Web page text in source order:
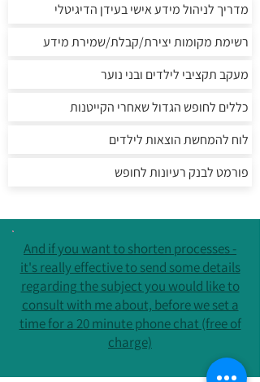
מדריך לניהול מידע אישי בעידן הדיגיטלי
רשימת מקומות יצירת/קבלת/שמירת מידע
מעקב תקציבי לילדים ובני נוער
כללים לחופש הגדול שאחרי הקייטנות
לוח להמחשת הוצאות לילדים
פורמט לבנק רעיונות לחופש
And if you want to shorten processes -
it's really effective to send some details
regarding the subject you would like to
consult with me about, before we set a
time for a 20 minute phone chat (free of
charge)